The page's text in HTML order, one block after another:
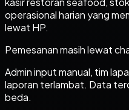
operasional harian yang
lewat HP.
Pemesanan masih lewat
Admin input manual, tim
laporan terlambat. Data
beda.